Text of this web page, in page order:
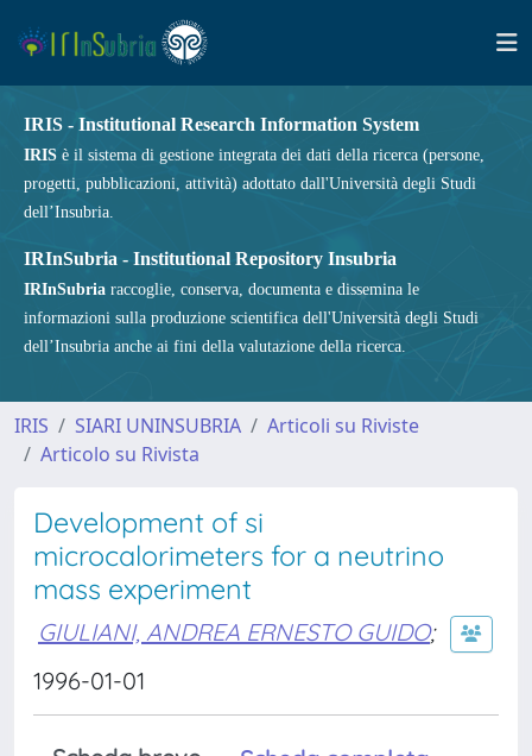
IRIS - Institutional Research Information System
IRIS è il sistema di gestione integrata dei dati della ricerca (persone,
progetti, pubblicazioni, attività) adottato dall'Università degli Studi
dell’Insubria.
IRInSubria - Institutional Repository Insubria
IRInSubria raccoglie, conserva, documenta e dissemina le
informazioni sulla produzione scientifica dell'Università degli Studi
dell’Insubria anche ai fini della valutazione della ricerca.
IRIS SIARI UNINSUBRIA
Articoli su Riviste
Articolo su Rivista
Development of si
microcalorimeters for a neutrino
mass experiment
GIULIANI, ANDREA ERNESTO GUIDO;
1996-01-01